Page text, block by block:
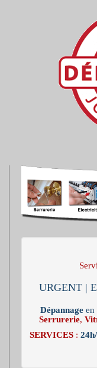
URGENT |
Dépannage en
Serrurerie,
SERVICES: